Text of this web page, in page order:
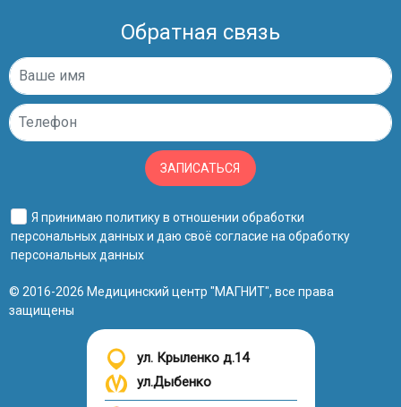
Обратная связь
ЗАПИСАТЬСЯ
Я принимаю политику в отношении обработки
персональных данныхи даю своё согласие на обработку
персональных данных
© 2016-2026 Медицинский центр "МАГНИТ", все права
защищены
ул. Крыленко д.14
ул.Дыбенко